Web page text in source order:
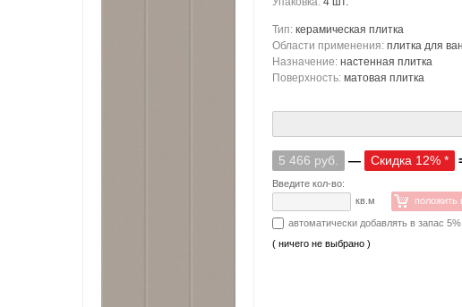
Тип: керамическая плитка
Области применения: плитка для
Назначение: настенная плитка
Поверхность: матовая плитка
5 466 руб. — Скидка 12% *
Введите кол-во:
кв.м
положить
автоматически добавлять в запас
( ничего не выбрано )